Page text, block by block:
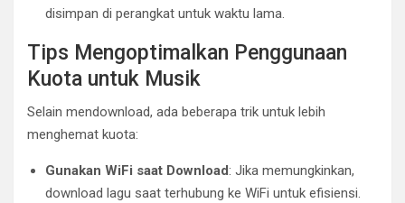
disimpan di perangkat untuk waktu lama.
Tips Mengoptimalkan Penggunaan
Kuota untuk Musik
Selain mendownload, ada beberapa trik untuk lebih
menghemat kuota:
Gunakan WiFi saat Download: Jika memungkinkan,
download lagu saat terhubung ke WiFi untuk efisiensi.